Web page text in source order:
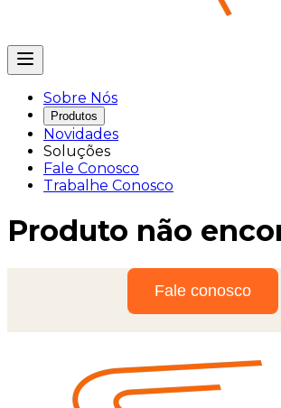
Sobre Nós
Produtos
Novidades
Soluções
Fale Conosco
Trabalhe Conosco
Produto não
Fale conosco